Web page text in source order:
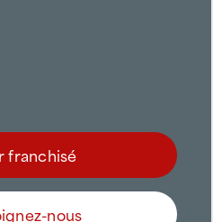
franchisé
nous